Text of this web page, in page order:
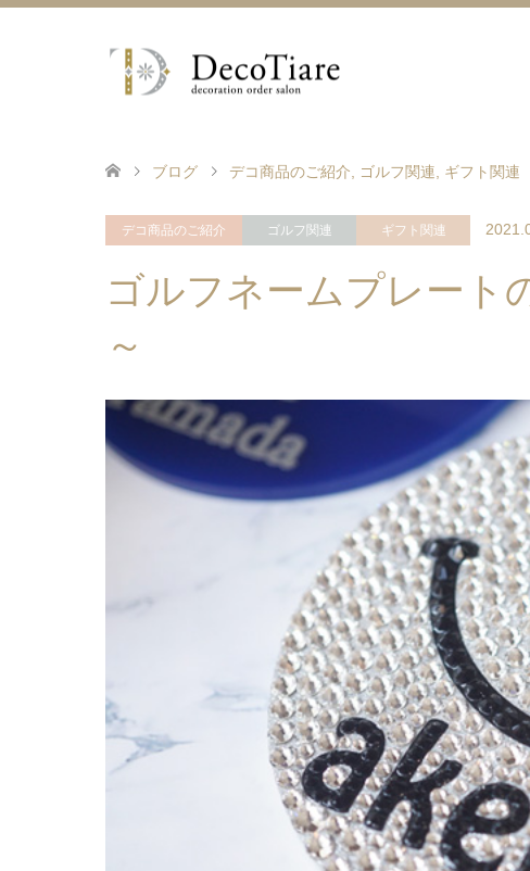
ブログ デコ商品のご紹介 ゴルフ関連 ギフト関連
デコ商品のご紹介 ゴルフ関連 ギフト関連
ゴルフネームプレート
～